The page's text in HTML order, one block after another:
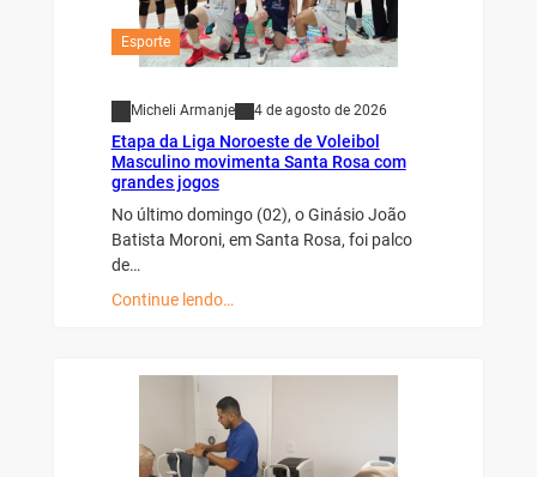
Esporte
Micheli Armanje 4 de agosto de 2026
Etapa da Liga Noroeste de Voleibol
Masculino movimenta Santa Rosa com
grandes jogos
No último domingo (02), o Ginásio João
Batista Moroni, em Santa Rosa, foi palco
de…
Continue lendo…